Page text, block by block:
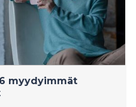
myydyimmät